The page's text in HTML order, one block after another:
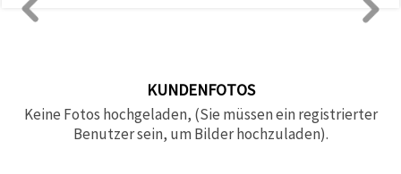
KUNDENFOTOS
Keine Fotos hochgeladen, (Sie müssen ein registrierter
Benutzer sein, um Bilder hochzuladen).